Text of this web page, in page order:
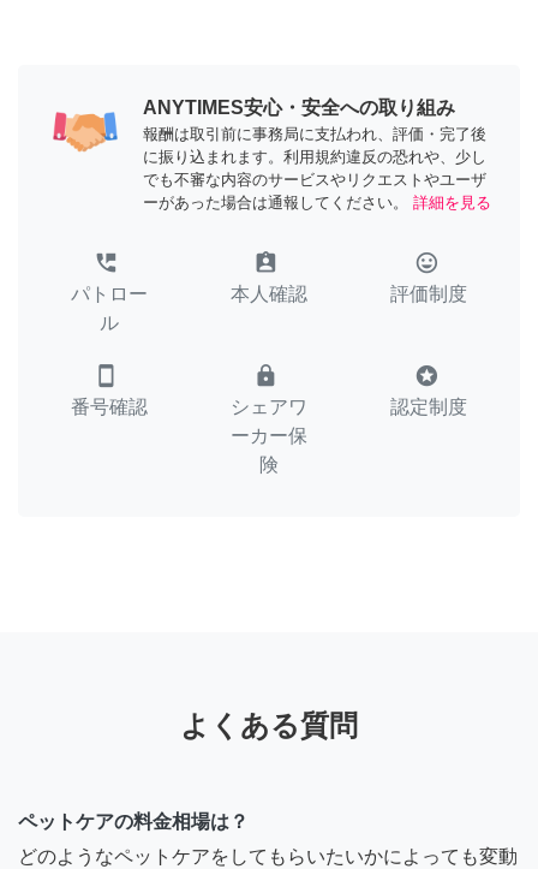
ANYTIMES安心・安全への取り組み
報酬は取引前に事務局に支払われ、評価・完了後
に振り込まれます。利用規約違反の恐れや、少し
でも不審な内容のサービスやリクエストやユーザ
ーがあった場合は通報してください。
詳細を見る
perm_phone_msg
パトロー
ル
assignment_ind
本人確認
tag_faces
評価制度
smartphone
番号確認
lock
シェアワ
ーカー保
険
stars
認定制度
よくある質問
ペットケアの料金相場は？
どのようなペットケアをしてもらいたいかによっても変動